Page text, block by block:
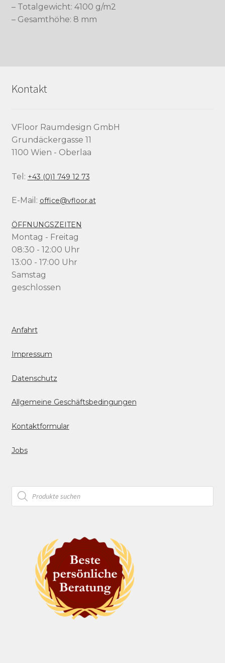
– Totalgewicht: 4100 g/m2
– Gesamthöhe: 8 mm
Kontakt
VFloor Raumdesign GmbH
Grundäckergasse 11
1100 Wien - Oberlaa
Tel: +43 (0)1 749 12 73
E-Mail: office@vfloor.at
ÖFFNUNGSZEITEN
Montag - Freitag
08:30 - 12:00 Uhr
13:00 - 17:00 Uhr
Samstag
geschlossen
Anfahrt
Impressum
Datenschutz
Allgemeine Geschäftsbedingungen
Kontaktformular
Jobs
Products
search